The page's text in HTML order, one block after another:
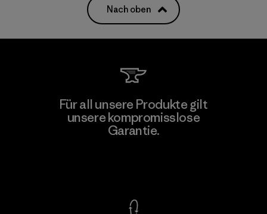
Nach oben
Für all unsere Produkte gilt
unsere kompromisslose
Garantie.